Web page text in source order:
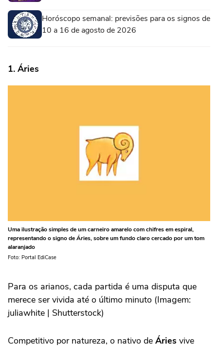
Horóscopo semanal: previsões para os signos de
10 a 16 de agosto de 2026
1. Áries
Uma ilustração simples de um carneiro amarelo com chifres em espiral,
representando o signo de Áries, sobre um fundo claro cercado por um tom
alaranjado
Foto: Portal EdiCase
Para os arianos, cada partida é uma disputa que
merece ser vivida até o último minuto (Imagem:
juliawhite | Shutterstock)
Competitivo por natureza, o nativo de Áries vive